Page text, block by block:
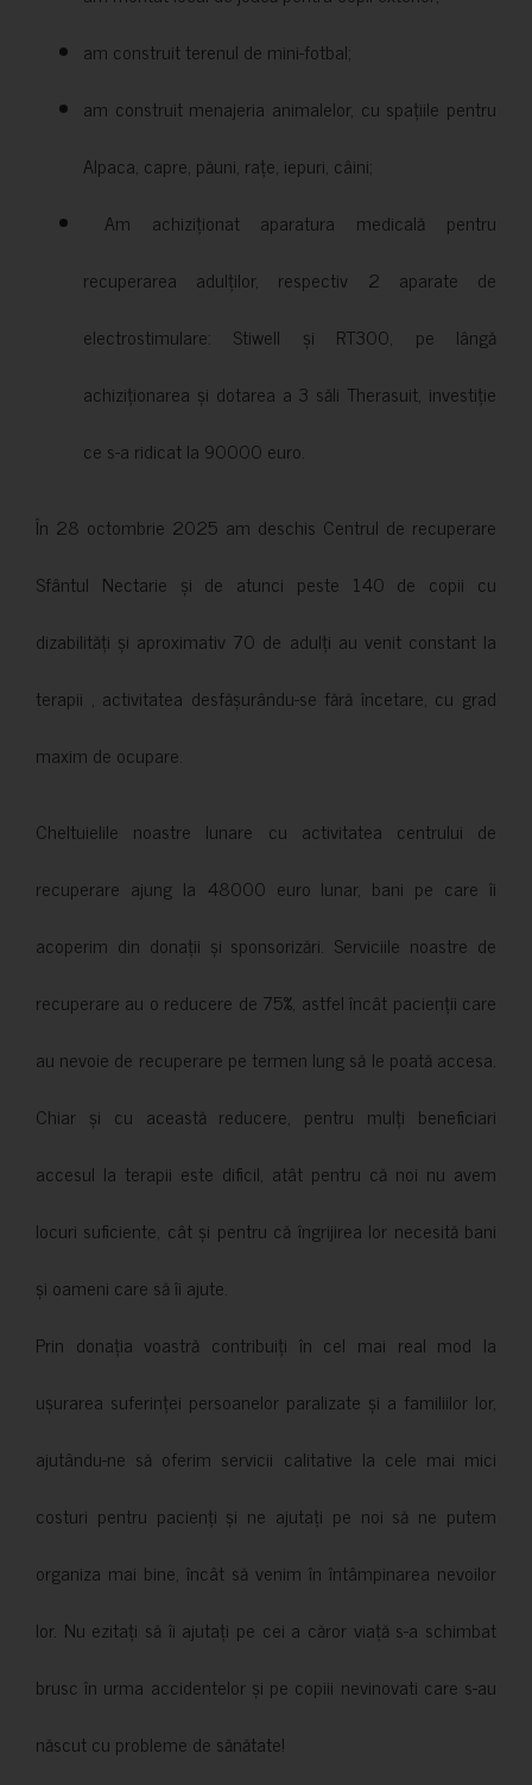
am construit terenul de mini-fotbal;
am construit menajeria animalelor, cu spațiile pentru
Alpaca, capre, păuni, rațe, iepuri, câini;
Am achiziționat aparatura medicală pentru
recuperarea adulților, respectiv 2 aparate de
electrostimulare: Stiwell și RT300, pe lângă
achiziționarea și dotarea a 3 săli Therasuit, investiție
ce s-a ridicat la 90000 euro.
În 28 octombrie 2025 am deschis Centrul de recuperare
Sfântul Nectarie și de atunci peste 140 de copii cu
dizabilități și aproximativ 70 de adulți au venit constant la
terapii , activitatea desfășurându-se fără încetare, cu grad
maxim de ocupare.
Cheltuielile noastre lunare cu activitatea centrului de
recuperare ajung la 48000 euro lunar, bani pe care îi
acoperim din donații și sponsorizări. Serviciile noastre de
recuperare au o reducere de 75%, astfel încât pacienții care
au nevoie de recuperare pe termen lung să le poată accesa.
Chiar și cu această reducere, pentru mulți beneficiari
accesul la terapii este dificil, atât pentru că noi nu avem
locuri suficiente, cât și pentru că îngrijirea lor necesită bani
și oameni care să îi ajute.
Prin donația voastră contribuiți în cel mai real mod la
ușurarea suferinței persoanelor paralizate și a familiilor lor,
ajutându-ne să oferim servicii calitative la cele mai mici
costuri pentru pacienți și ne ajutați pe noi să ne putem
organiza mai bine, încât să venim în întâmpinarea nevoilor
lor. Nu ezitați să îi ajutați pe cei a căror viață s-a schimbat
brusc în urma accidentelor și pe copiii nevinovati care s-au
născut cu probleme de sănătate!